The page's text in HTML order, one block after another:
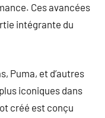
Ces avancées
intégrante du
Puma, et d’autres
iconiques dans
créé est conçu